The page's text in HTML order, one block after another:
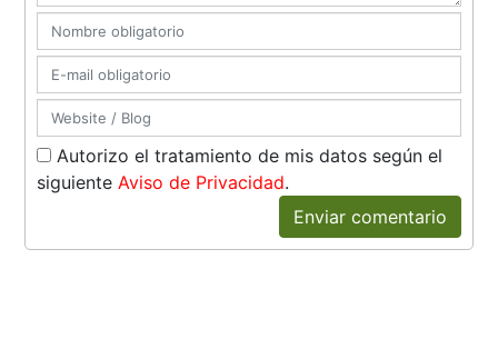
Autorizo el tratamiento de mis datos según el
siguienteAviso de Privacidad.
Enviar comentario